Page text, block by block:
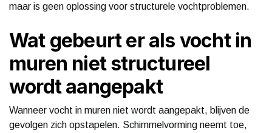
maar is geen oplossing voor structurele vochtproblemen.
Wat gebeurt er als vocht in
muren niet structureel
wordt aangepakt
Wanneer vocht in muren niet wordt aangepakt, blijven de
gevolgen zich opstapelen. Schimmelvorming neemt toe,